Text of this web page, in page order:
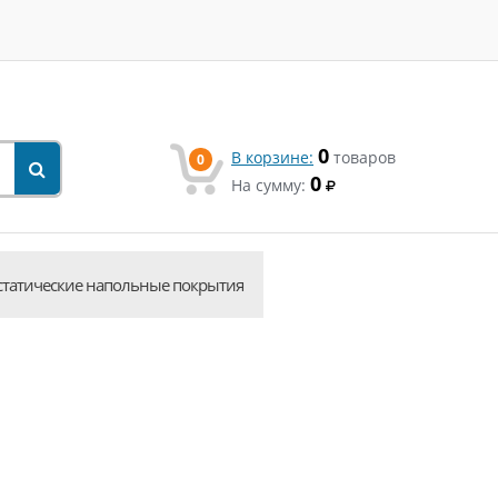
0 В корзине: 0 товаров
На сумму: 0
напольные покрытия